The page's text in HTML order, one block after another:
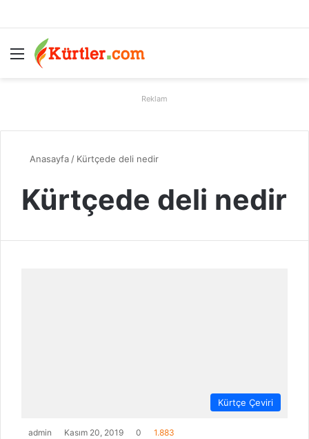
Menü
Reklam
Anasayfa / Kürtçede deli nedir
Kürtçede deli nedir
Kürtçe Çeviri
admin Kasım 20, 2019 0 1.883